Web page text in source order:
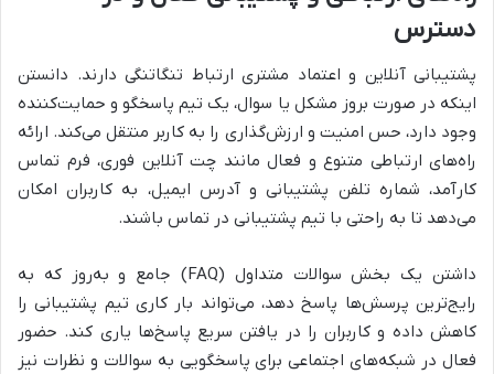
دسترس
پشتیبانی آنلاین و اعتماد مشتری ارتباط تنگاتنگی دارند. دانستن
اینکه در صورت بروز مشکل یا سوال، یک تیم پاسخگو و حمایت‌کننده
وجود دارد، حس امنیت و ارزش‌گذاری را به کاربر منتقل می‌کند. ارائه
راه‌های ارتباطی متنوع و فعال مانند چت آنلاین فوری، فرم تماس
کارآمد، شماره تلفن پشتیبانی و آدرس ایمیل، به کاربران امکان
می‌دهد تا به راحتی با تیم پشتیبانی در تماس باشند.
داشتن یک بخش سوالات متداول (FAQ) جامع و به‌روز که به
رایج‌ترین پرسش‌ها پاسخ دهد، می‌تواند بار کاری تیم پشتیبانی را
کاهش داده و کاربران را در یافتن سریع پاسخ‌ها یاری کند. حضور
فعال در شبکه‌های اجتماعی برای پاسخگویی به سوالات و نظرات نیز